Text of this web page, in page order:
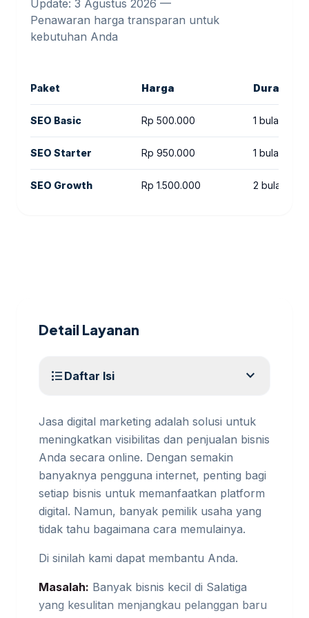
Update: 3 Agustus 2026 —
Penawaran harga transparan untuk
kebutuhan Anda
Paket Harga Durasi
SEO Basic Rp 500.000 1 bulan
SEO Starter Rp 950.000 1 bulan
SEO Growth Rp 1.500.000 2 bulan
Detail Layanan
format_list_bulleted Daftar Isi expand_more
Jasa digital marketing adalah solusi untuk
meningkatkan visibilitas dan penjualan bisnis
Anda secara online. Dengan semakin
banyaknya pengguna internet, penting bagi
setiap bisnis untuk memanfaatkan platform
digital. Namun, banyak pemilik usaha yang
tidak tahu bagaimana cara memulainya.
Di sinilah kami dapat membantu Anda.
Masalah: Banyak bisnis kecil di Salatiga
yang kesulitan menjangkau pelanggan baru